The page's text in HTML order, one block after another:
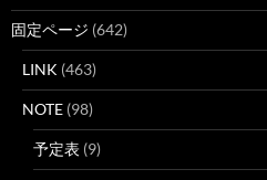
固定ページ (642)
LINK (463)
NOTE (98)
予定表 (9)